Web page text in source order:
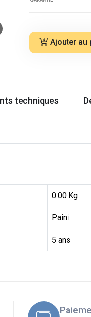
Ajouter au
techniques
0.00 Kg
Paini
5 ans